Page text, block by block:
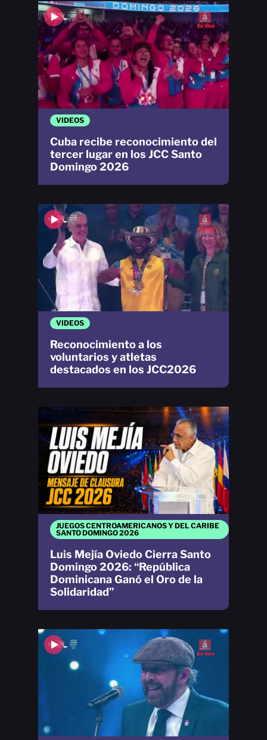
JUEGOS CENTROAMERICANOS Y DEL CARIBE
SANTO DOMINGO 2026
Luis Mejía Oviedo Cierra Santo
Domingo 2026: “República
Dominicana Ganó el Oro de la
Solidaridad”
VIDEOS
Reconocimiento a los
voluntarios y atletas
destacados en los JCC2026
VIDEOS
Cuba recibe reconocimiento del
tercer lugar en los JCC Santo
Domingo 2026